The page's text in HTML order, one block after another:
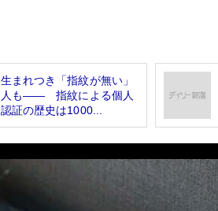
生まれつき「指紋が無い」
人も―― 指紋による個人
認証の歴史は1000...